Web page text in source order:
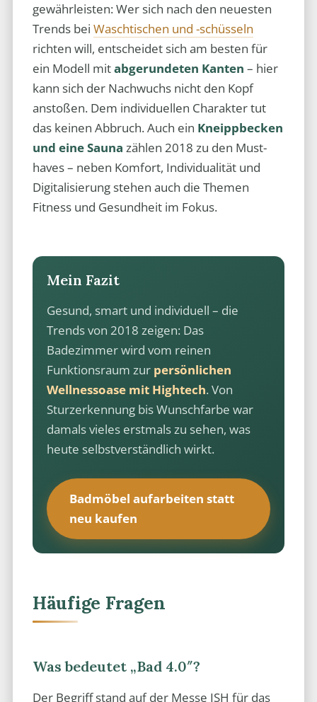
gewährleisten: Wer sich nach den neuesten
Trends bei Waschtischen und -schüsseln
richten will, entscheidet sich am besten für
ein Modell mitabgerundeten Kanten – hier
kann sich der Nachwuchs nicht den Kopf
anstoßen. Dem individuellen Charakter tut
das keinen Abbruch. Auch ein Kneippbecken
und eine Sauna zählen 2018 zu den Must-
haves – neben Komfort, Individualität und
Digitalisierung stehen auch die Themen
Fitness und Gesundheit im Fokus.
Mein Fazit
Gesund, smart und individuell – die
Trends von 2018 zeigen: Das
Badezimmer wird vom reinen
Funktionsraum zur persönlichen
Wellnessoase mit Hightech. Von
Sturzerkennung bis Wunschfarbe war
damals vieles erstmals zu sehen, was
heute selbstverständlich wirkt.
Badmöbel aufarbeiten statt
neu kaufen
Häufige Fragen
Was bedeutet „Bad 4.0″?
Der Begriff stand auf der Messe ISH für das